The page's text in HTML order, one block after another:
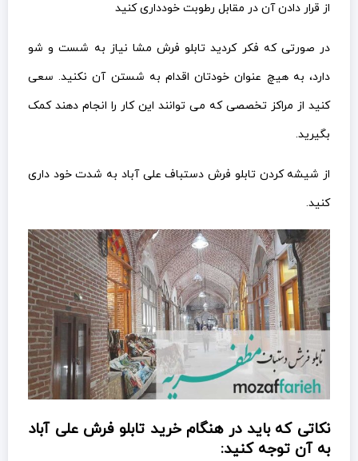
از قرار دادن آن در مقابل رطوبت خودداری کنید
در صورتی که فکر کردید تابلو فرش مشا نیاز به شست و شو
دارد، به هیچ عنوان خودتان اقدام به شستن آن نکنید. سعی
کنید از مراکز تخصصی که می توانند این کار را انجام دهند کمک
بگیرید.
از شیشه کردن تابلو فرش دستباف علی آباد به شدت خود داری
کنید.
نکاتی که باید در هنگام خرید تابلو فرش علی آباد
به آن توجه کنید: